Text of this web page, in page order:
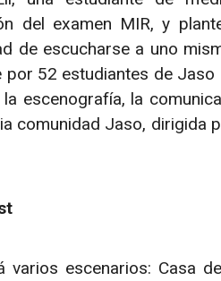
del examen MIR, y
de escucharse a uno
52 estudiantes de Jaso
escenografía, la
comunidad Jaso, dirigida
varios escenarios: Casa